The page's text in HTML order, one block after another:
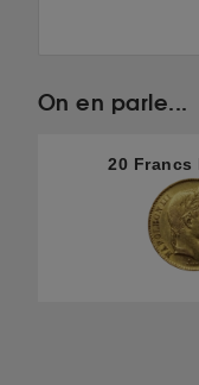
On en parle...
20 Francs